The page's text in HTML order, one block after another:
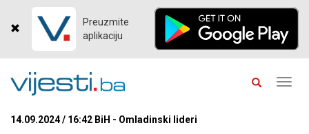
Preuzmite
aplikaciju
14.09.2024 / 16:42 BiH - Omladinski lideri